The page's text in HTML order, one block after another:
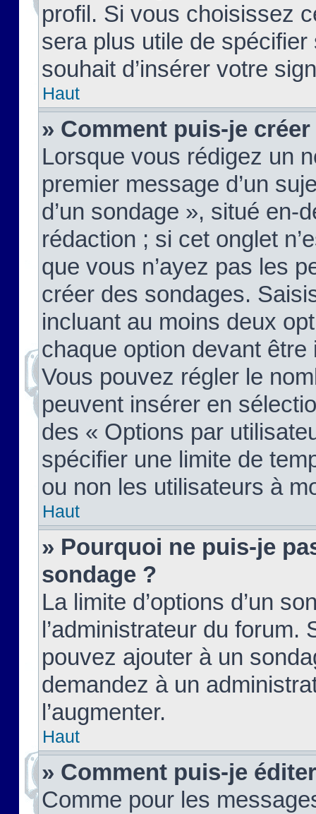
profil. Si vous choisissez
sera plus utile de
souhait d’insérer votre
Haut
» Comment puis-je
Lorsque vous rédigez un
premier message d’un
d’un sondage », situé en-
rédaction ; si cet onglet
que vous n’ayez pas les
créer des sondages.
incluant au moins deux
chaque option devant
Vous pouvez régler le
peuvent insérer en
des « Options par
spécifier une limite de
ou non les utilisateurs à
Haut
» Pourquoi ne puis-je
sondage ?
La limite d’options d’un
l’administrateur du forum.
pouvez ajouter à un
demandez à un
l’augmenter.
Haut
» Comment puis-je
Comme pour les